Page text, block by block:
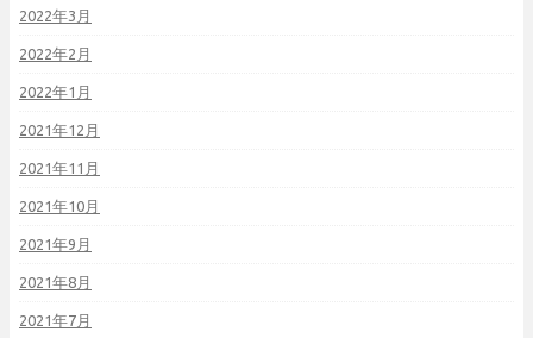
2022年3月
2022年2月
2022年1月
2021年12月
2021年11月
2021年10月
2021年9月
2021年8月
2021年7月